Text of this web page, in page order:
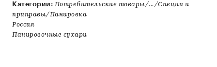
Категории: Потребительские товары/.../Специи и
приправы/Панировка
Россия
Панировочные сухари